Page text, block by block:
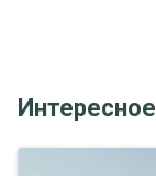
Интересное